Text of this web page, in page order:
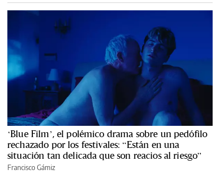
‘Blue Film’, el polémico drama sobre un pedófilo
rechazado por los festivales: “Están en una
situación tan delicada que son reacios al riesgo”
Francisco Gámiz